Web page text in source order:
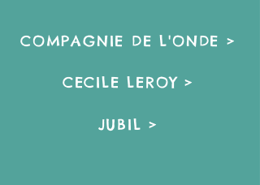
COMPAGNIE DE L'ONDE >
CECILE LEROY >
JUBIL >